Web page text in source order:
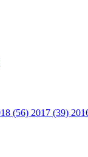
(56) 2017 (39)